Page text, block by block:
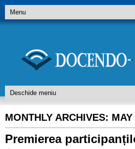
MONTHLY ARCHIVES:
Premierea